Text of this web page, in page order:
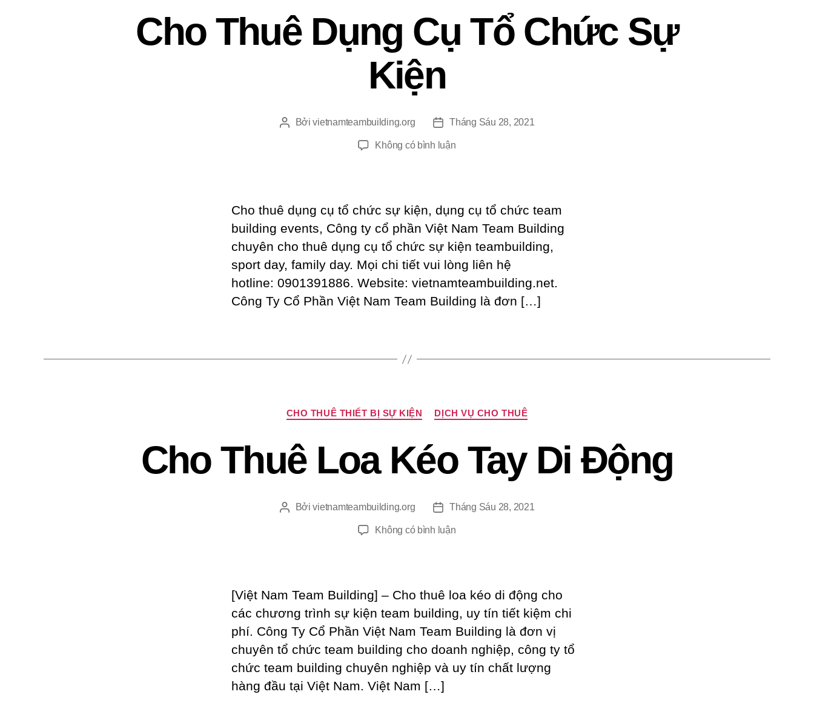
Cho Thuê Dụng Cụ Tổ Chức Sự
Kiện
TácBởivietnamteambuilding.org
NgàyTháng Sáu 28, 2021
Không có bình luậnở
Tổ
Chức
Sự
Kiện
Cho thuê dụng cụ tổ chức sự kiện, dụng cụ tổ chức team
building events, Công ty cổ phần Việt Nam Team Building
chuyên cho thuê dụng cụ tổ chức sự kiện teambuilding,
sport day, family day. Mọi chi tiết vui lòng liên hệ
hotline: 0901391886. Website: vietnamteambuilding.net.
Công Ty Cổ Phần Việt Nam Team Building là đơn […]
Chuyên
mục
CHO THUÊ THIẾT BỊ SỰ KIỆN DỊCH VỤ CHO THUÊ
Cho Thuê Loa Kéo Tay Di Động
TácBởivietnamteambuilding.org
NgàyTháng Sáu 28, 2021
Không có bình luậnở
Tay
Di
Động
[Việt Nam Team Building] – Cho thuê loa kéo di động cho
các chương trình sự kiện team building, uy tín tiết kiệm chi
phí. Công Ty Cổ Phần Việt Nam Team Building là đơn vị
chuyên tổ chức team building cho doanh nghiệp, công ty tổ
chức team building chuyên nghiệp và uy tín chất lượng
hàng đầu tại Việt Nam. Việt Nam […]